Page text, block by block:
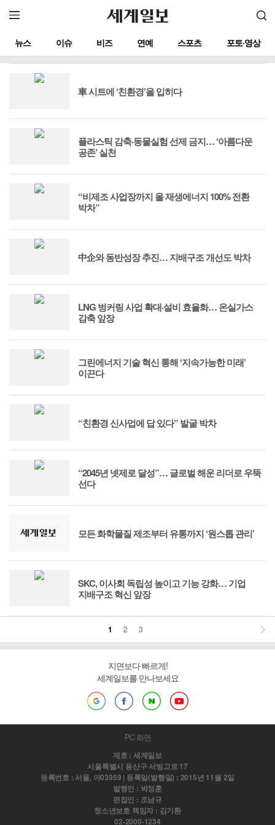
뉴스 이슈 비즈 연예 스포츠 포토·영상
車 시트에 ‘친환경’을 입히다
플라스틱 감축·동물실험 선제 금지… ‘아름다운
공존’ 실천
“비제조 사업장까지 올 재생에너지 100% 전환
박차”
中企와 동반성장 추진… 지배구조 개선도 박차
LNG 벙커링 사업 확대·설비 효율화… 온실가스
감축 앞장
그린에너지 기술 혁신 통해 ‘지속가능한 미래’
이끈다
“친환경 신사업에 답 있다” 발굴 박차
“2045년 넷제로 달성”… 글로벌 해운 리더로 우뚝
선다
모든 화학물질 제조부터 유통까지 ‘원스톱 관리’
SKC, 이사회 독립성 높이고 기능 강화… 기업
지배구조 혁신 앞장
1 2 3
지면보다 빠르게!
세계일보를 만나보세요
PC 화면
제호 : 세계일보
서울특별시 용산구 서빙고로 17
등록번호 : 서울, 아03959 | 등록일(발행일) : 2015년 11월 2일
발행인 : 박정훈
편집인 : 조남규
청소년보호 책임자 : 김기환
02-2000-1234